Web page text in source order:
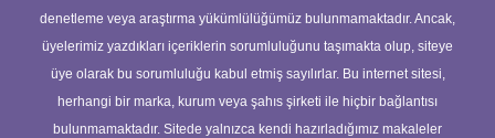
denetleme veya araştırma yükümlülüğümüz bulunmamaktadır. Ancak,
üyelerimiz yazdıkları içeriklerin sorumluluğunu taşımakta olup, siteye
üye olarak bu sorumluluğu kabul etmiş sayılırlar. Bu internet sitesi,
herhangi bir marka, kurum veya şahıs şirketi ile hiçbir bağlantısı
bulunmamaktadır. Sitede yalnızca kendi hazırladığımız makaleler